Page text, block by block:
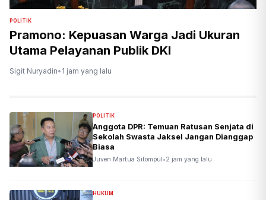
POLITIK
Pramono: Kepuasan Warga Jadi Ukuran
Utama Pelayanan Publik DKI
Sigit Nuryadin• 1 jam yang lalu
POLITIK
Anggota DPR: Temuan Ratusan Senjata di
Sekolah Swasta Jaksel Jangan Dianggap
Biasa
Juven Martua Sitompul •2 jam yang lalu
HUKUM